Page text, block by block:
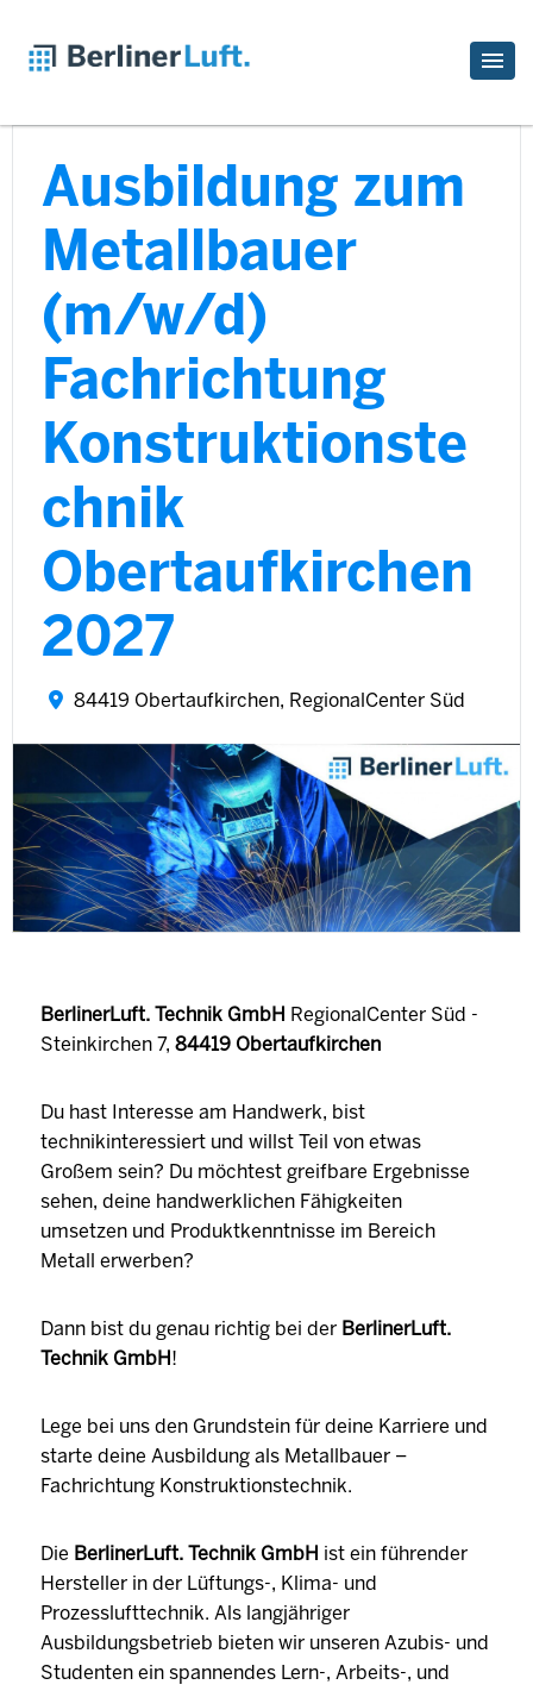
Ausbildung zum
Metallbauer
(m/w/d)
Fachrichtung
Konstruktionste
chnik
Obertaufkirchen
2027
84419 Obertaufkirchen, RegionalCenter Süd
BerlinerLuft. Technik GmbH RegionalCenter Süd -
Steinkirchen 7, 84419 Obertaufkirchen
Du hast Interesse am Handwerk, bist
technikinteressiert und willst Teil von etwas
Großem sein? Du möchtest greifbare Ergebnisse
sehen, deine handwerklichen Fähigkeiten
umsetzen und Produktkenntnisse im Bereich
Metall erwerben?
Dann bist du genau richtig bei der BerlinerLuft.
Technik GmbH!
Lege bei uns den Grundstein für deine Karriere und
starte deine Ausbildung als Metallbauer –
Fachrichtung Konstruktionstechnik.
Die BerlinerLuft. Technik GmbH ist ein führender
Hersteller in der Lüftungs-, Klima- und
Prozesslufttechnik. Als langjähriger
Ausbildungsbetrieb bieten wir unseren Azubis- und
Studenten ein spannendes Lern-, Arbeits-, und